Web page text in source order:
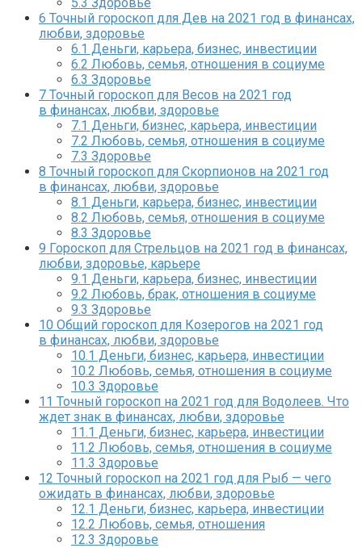
6 Точный гороскоп для Дев на 2021 год в финансах,
любви, здоровье
6.1 Деньги, карьера, бизнес, инвестиции
6.2 Любовь, семья, отношения в социуме
6.3 Здоровье
7 Точный гороскоп для Весов на 2021 год
в финансах, любви, здоровье
7.1 Деньги, бизнес, карьера, инвестиции
7.2 Любовь, семья, отношения в социуме
7.3 Здоровье
8 Точный гороскоп для Скорпионов на 2021 год
в финансах, любви, здоровье
8.1 Деньги, карьера, бизнес, инвестиции
8.2 Любовь, семья, отношения в социуме
8.3 Здоровье
9 Гороскоп для Стрельцов на 2021 год в финансах,
любви, здоровье, карьере
9.1 Деньги, карьера, бизнес, инвестиции
9.2 Любовь, брак, отношения в социуме
9.3 Здоровье
10 Общий гороскоп для Козерогов на 2021 год
в финансах, любви, здоровье
10.1 Деньги, бизнес, карьера, инвестиции
10.2 Любовь, семья, отношения в социуме
10.3 Здоровье
11 Точный гороскоп на 2021 год для Водолеев. Что
ждет знак в финансах, любви, здоровье
11.1 Деньги, бизнес, карьера, инвестиции
11.2 Любовь, семья, отношения в социуме
11.3 Здоровье
12 Точный гороскоп на 2021 год для Рыб — чего
ожидать в финансах, любви, здоровье
12.1 Деньги, бизнес, карьера, инвестиции
12.2 Любовь, семья, отношения
12.3 Здоровье